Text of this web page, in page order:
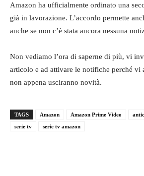
Amazon ha ufficialmente ordinato una
già in lavorazione. L’accordo permette
anche se non c’è stata ancora nessuna
Non vediamo l’ora di saperne di più, vi
articolo e ad attivare le notifiche perché vi
non appena usciranno novità.
TAGS Amazon Amazon Prime Video
serie tv
serie tv amazon